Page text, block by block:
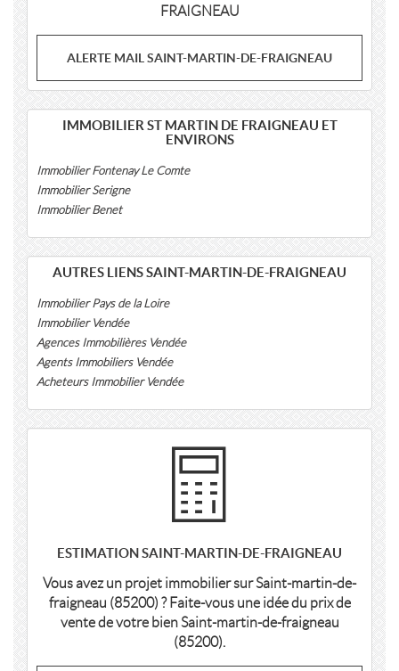
FRAIGNEAU
ALERTE MAIL SAINT-MARTIN-DE-FRAIGNEAU
IMMOBILIER ST MARTIN DE FRAIGNEAU ET
ENVIRONS
Immobilier Fontenay Le Comte
Immobilier Serigne
Immobilier Benet
AUTRES LIENS SAINT-MARTIN-DE-FRAIGNEAU
Immobilier Pays de la Loire
Immobilier Vendée
Agences Immobilières Vendée
Agents Immobiliers Vendée
Acheteurs Immobilier Vendée
ESTIMATION SAINT-MARTIN-DE-FRAIGNEAU
Vous avez un projet immobilier sur Saint-martin-de-
fraigneau (85200) ? Faite-vous une idée du prix de
vente de votre bien Saint-martin-de-fraigneau
(85200).